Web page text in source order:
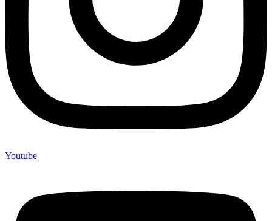
Youtube